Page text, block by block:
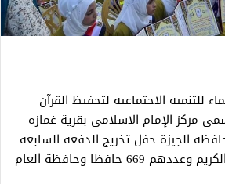
للتنمية الاجتماعية لتحفيظ القرآن
مركز الإمام الاسلامى بقرية غمازه
الجيزة حفل تخريج الدفعة السابعة
عشر من حفظة القرآن الكريم وعددهم 669 حافظا وحافظة العام